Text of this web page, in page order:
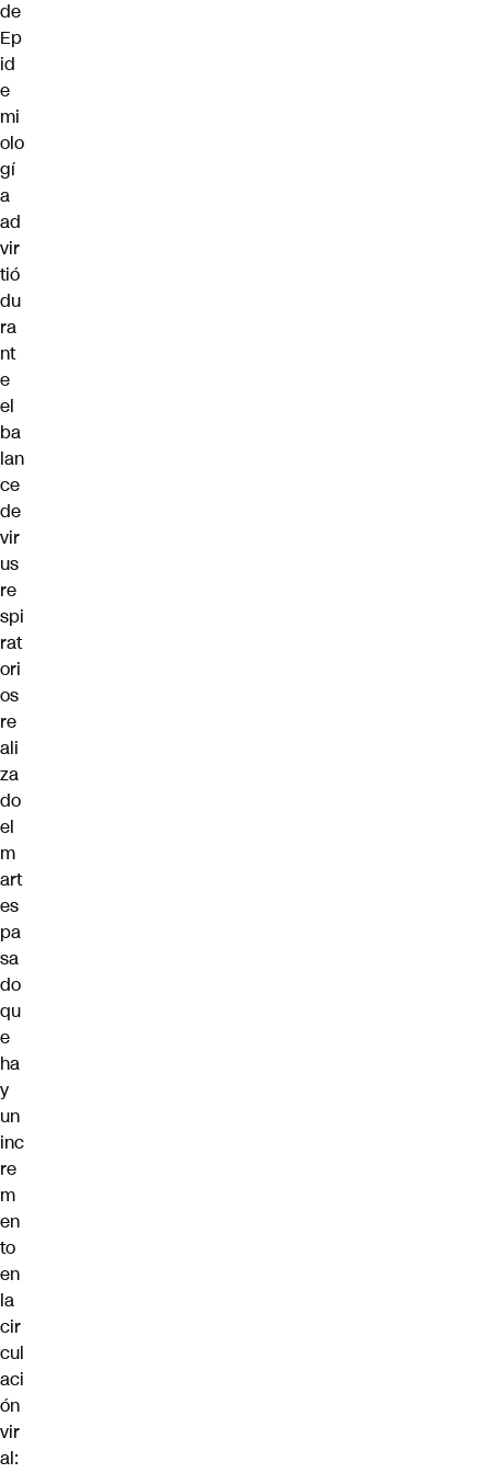
de
Ep
id
e
mi
olo
gí
a
ad
vir
tió
du
ra
nt
e
el
ba
lan
ce
de
vir
us
re
spi
rat
ori
os
re
ali
za
do
el
m
art
es
pa
sa
do
qu
e
ha
y
un
inc
re
m
en
to
en
la
cir
cul
aci
ón
vir
al: